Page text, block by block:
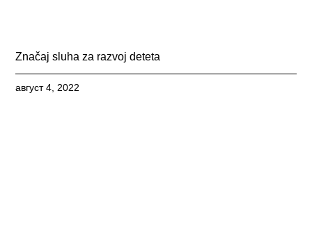
Značaj sluha za razvoj deteta
август 4, 2022